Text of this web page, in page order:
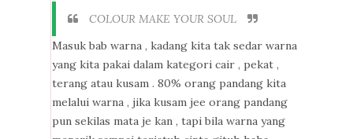
COLOUR MAKE YOUR SOUL
Masuk bab warna , kadang kita tak sedar warna
yang kita pakai dalam kategori cair , pekat ,
terang atau kusam . 80% orang pandang kita
melalui warna , jika kusam jee orang pandang
pun sekilas mata je kan , tapi bila warna yang